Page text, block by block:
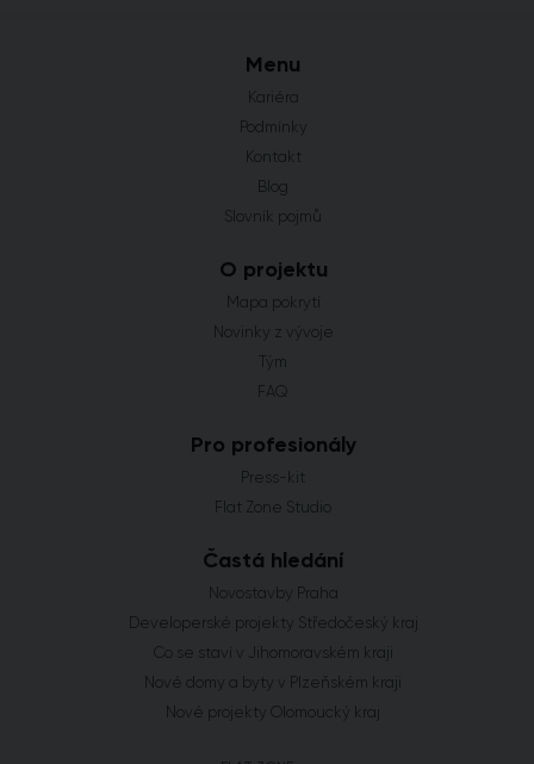
Menu
Kariéra
Podmínky
Kontakt
Blog
Slovník pojmů
O projektu
Mapa pokrytí
Novinky z vývoje
Tým
FAQ
Pro profesionály
Press-kit
Flat Zone Studio
Častá hledání
Novostavby Praha
Developerské projekty Středočeský kraj
Co se staví v Jihomoravském kraji
Nové domy a byty v Plzeňském kraji
Nové projekty Olomoucký kraj